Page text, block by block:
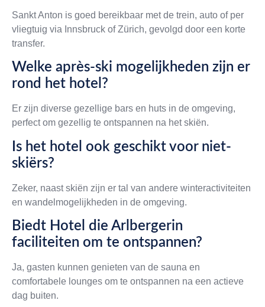
Sankt Anton is goed bereikbaar met de trein, auto of per
vliegtuig via Innsbruck of Zürich, gevolgd door een korte
transfer.
Welke après-ski mogelijkheden zijn er
rond het hotel?
Er zijn diverse gezellige bars en huts in de omgeving,
perfect om gezellig te ontspannen na het skiën.
Is het hotel ook geschikt voor niet-
skiërs?
Zeker, naast skiën zijn er tal van andere winteractiviteiten
en wandelmogelijkheden in de omgeving.
Biedt Hotel die Arlbergerin
faciliteiten om te ontspannen?
Ja, gasten kunnen genieten van de sauna en
comfortabele lounges om te ontspannen na een actieve
dag buiten.